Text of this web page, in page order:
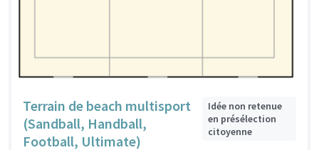
Terrain de beach multisport
(Sandball, Handball,
Football, Ultimate)
Idée non retenue
en présélection
citoyenne